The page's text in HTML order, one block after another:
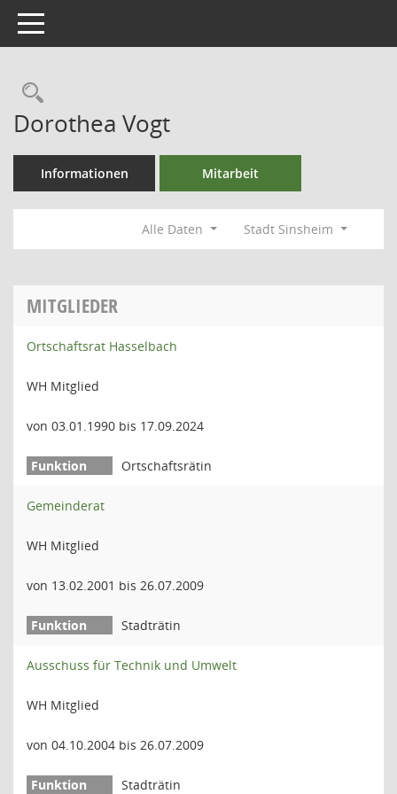
Toggle navigation
Rechercheauswahl
Dorothea Vogt
Informationen Mitarbeit
Alle Daten Stadt Sinsheim
MITGLIEDER
Ortschaftsrat Hasselbach
WH Mitglied
von 03.01.1990 bis 17.09.2024
Ortschaftsrätin
Gemeinderat
WH Mitglied
von 13.02.2001 bis 26.07.2009
Stadträtin
Ausschuss für Technik und Umwelt
WH Mitglied
von 04.10.2004 bis 26.07.2009
Stadträtin